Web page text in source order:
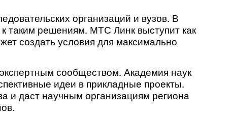
организаций и вузов. В
таким решениям. МТС Линк выступит как
создать условия для максимально
сообществом. Академия наук
идеи в прикладные проекты.
и даст научным организациям региона